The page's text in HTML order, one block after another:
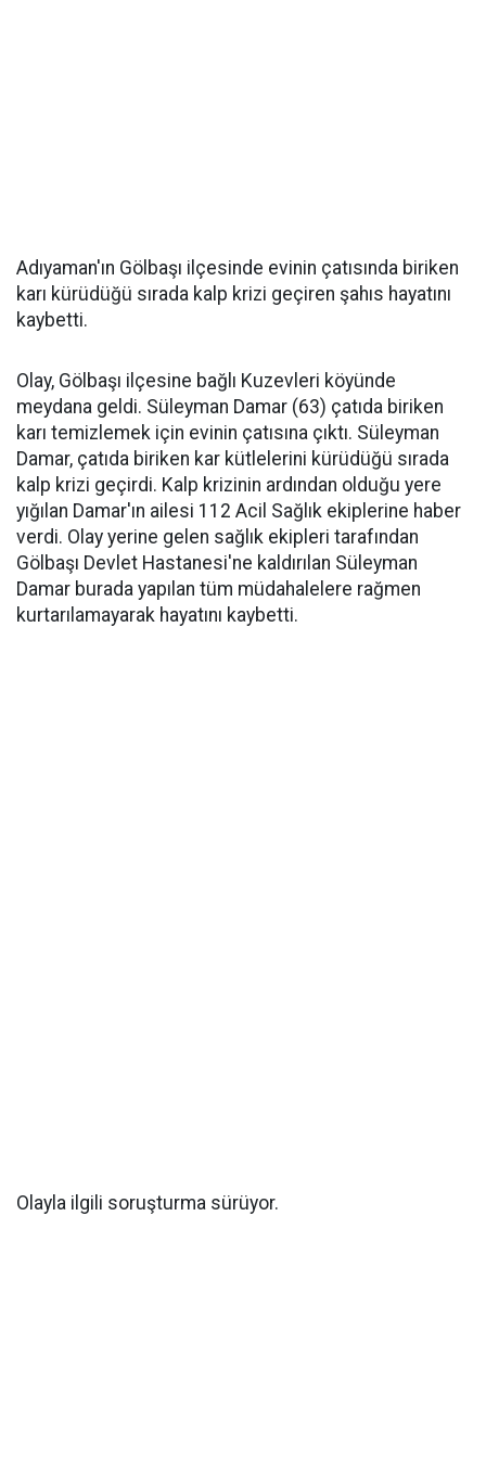
Adıyaman'ın Gölbaşı ilçesinde evinin çatısında biriken
karı kürüdüğü sırada kalp krizi geçiren şahıs hayatını
kaybetti.
Olay, Gölbaşı ilçesine bağlı Kuzevleri köyünde
meydana geldi. Süleyman Damar (63) çatıda biriken
karı temizlemek için evinin çatısına çıktı. Süleyman
Damar, çatıda biriken kar kütlelerini kürüdüğü sırada
kalp krizi geçirdi. Kalp krizinin ardından olduğu yere
yığılan Damar'ın ailesi 112 Acil Sağlık ekiplerine haber
verdi. Olay yerine gelen sağlık ekipleri tarafından
Gölbaşı Devlet Hastanesi'ne kaldırılan Süleyman
Damar burada yapılan tüm müdahalelere rağmen
kurtarılamayarak hayatını kaybetti.
Olayla ilgili soruşturma sürüyor.